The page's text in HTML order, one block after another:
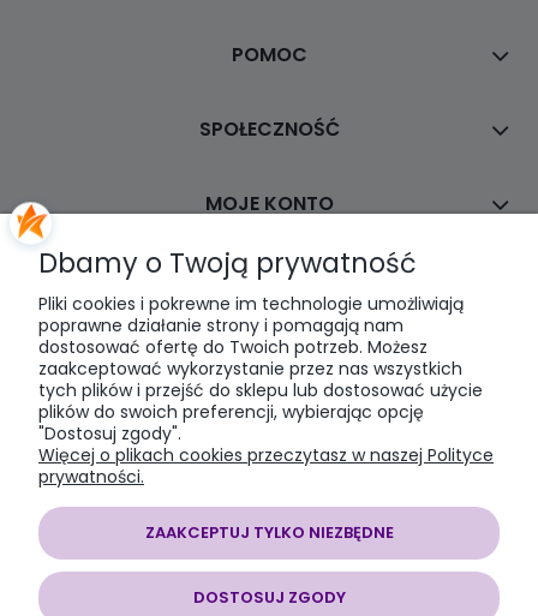
POMOC
SPOŁECZNOŚĆ
MOJE KONTO
PŁATNOŚCI I DOSTAWA
INFORMACJE
O NAS
SOMAP sklep modelarski| al. Jana Pawła II 28, 43-100 Tychy, woj.
śląskie | E-mail:
| NIP:
6462056771 REGON: 240730965
Dbamy o Twoją prywatność
Pliki cookies i pokrewne im technologie umożliwiają
poprawne działanie strony i pomagają nam
dostosować ofertę do Twoich potrzeb. Możesz
zaakceptować wykorzystanie przez nas wszystkich
tych plików i przejść do sklepu lub dostosować użycie
plików do swoich preferencji, wybierając opcję
"Dostosuj zgody".
Więcej o plikach cookies przeczytasz w naszej Polityce
prywatności.
ZAAKCEPTUJ TYLKO NIEZBĘDNE
DOSTOSUJ ZGODY